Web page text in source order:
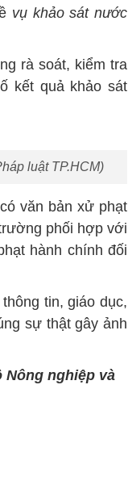
vụ khảo sát nước
rà soát, kiểm tra
kết quả khảo sát
luật TP.HCM)
văn bản xử phạt
phối hợp với
hành chính đối
tin, giáo dục,
sự thật gây ảnh
Nông nghiệp và